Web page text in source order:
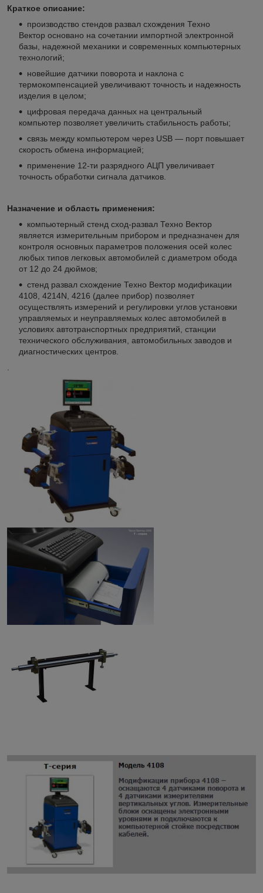
Краткое описание:
производство стендов развал схождения Техно
Вектор основано на сочетании импортной электронной
базы, надежной механики и современных компьютерных
технологий;
новейшие датчики поворота и наклона с
термокомпенсацией увеличивают точность и надежность
изделия в целом;
цифровая передача данных на центральный
компьютер позволяет увеличить стабильность работы;
связь между компьютером через USB ― порт повышает
скорость обмена информацией;
применение 12-ти разрядного АЦП увеличивает
точность обработки сигнала датчиков.
Назначение и область применения:
компьютерный стенд сход-развал Техно Вектор
является измерительным прибором и предназначен для
контроля основных параметров положения осей колес
любых типов легковых автомобилей с диаметром обода
от 12 до 24 дюймов;
стенд развал схождение Техно Вектор модификации
4108, 4214N, 4216 (далее прибор) позволяет
осуществлять измерений и регулировки углов установки
управляемых и неуправляемых колес автомобилей в
условиях автотранспортных предприятий, станции
технического обслуживания, автомобильных заводов и
диагностических центров.